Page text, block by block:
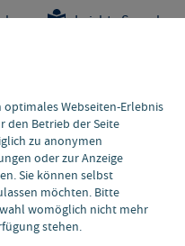
Leichte Sprache
Webseiten-Erlebnis
den Betrieb der Seite
zu anonymen
oder zur Anzeige
Sie können selbst
möchten. Bitte
womöglich nicht mehr
stehen.